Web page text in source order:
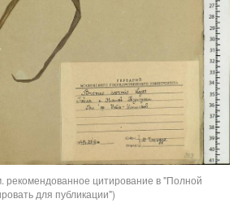
рекомендованное цитирование в "Полной
для публикации")